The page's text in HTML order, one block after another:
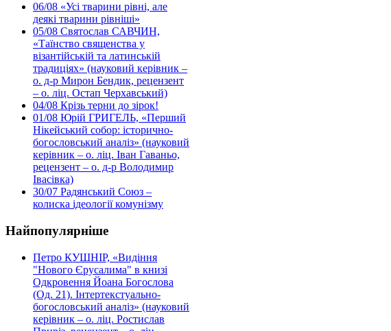
06/08 «Усі тварини рівні, але
деякі тварини рівніші»
05/08 Святослав САВЧИН,
«Таїнство священства у
візантійській та латинській
традиціях» (науковий керівник –
о. д-р Мирон Бендик, рецензент
– о. ліц. Остап Черхавський)
04/08 Крізь терни до зірок!
01/08 Юрій ГРИГЕЛЬ, «Перший
Нікейський собор: історично-
богословський аналіз» (науковий
керівник – о. ліц. Іван Гаваньо,
рецензент – о. д-р Володимир
Івасівка)
30/07 Радянський Союз –
колиска ідеології комунізму
Найпопулярніше
Петро КУШНІР, «Видіння
"Нового Єрусалима" в книзі
Одкровення Йоана Богослова
(Од. 21). Інтертекстуально-
богословський аналіз» (науковий
керівник – о. ліц. Ростислав